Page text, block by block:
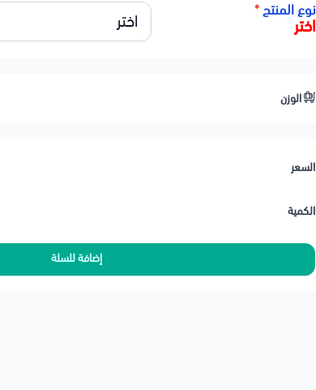
🛠️ ملاحظات المحمادي
🚚 يتوفر توصيل لجميع مناطق المملكة العربية السعودية ودول الخليج
نوع المنتج*
اختر
الوزن
السعر
الكمية
إضافة للسلة